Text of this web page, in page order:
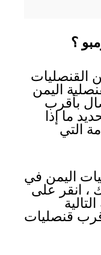
؟
القنصليات
اليمن
بأقرب
ما إذا
التي
اليمن في
، انقر على
قنصليات